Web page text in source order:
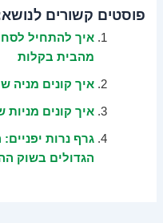
פוסטים קשורים
איך להתחיל
מהבית בקלות
איך קונים מניה
איך קונים מניות
גרף נרות
הגדולים בשוק